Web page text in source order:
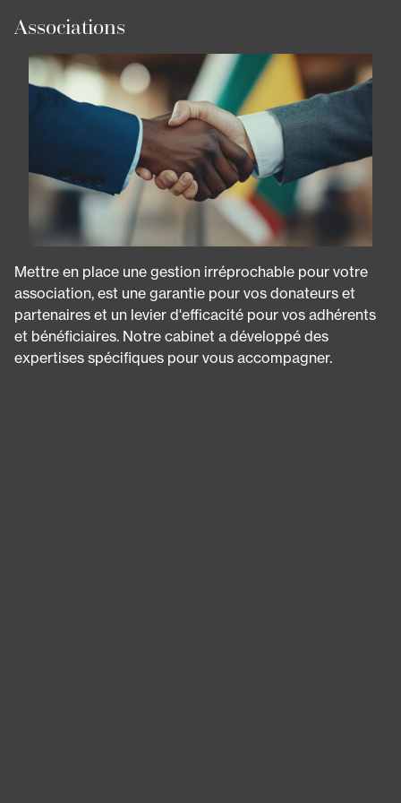
Associations
Mettre en place une gestion irréprochable pour votre
association, est une garantie pour vos donateurs et
partenaires et un levier d'efficacité pour vos adhérents
et bénéficiaires. Notre cabinet a développé des
expertises spécifiques pour vous accompagner.